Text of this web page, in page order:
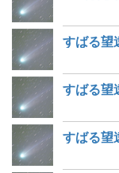
すばる望
すばる望
すばる望